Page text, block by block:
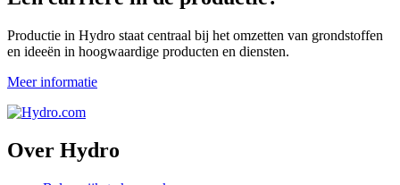
Productie in Hydro staat centraal bij het omzetten van grondstoffen
en ideeën in hoogwaardige producten en diensten.
Meer informatie
Over Hydro